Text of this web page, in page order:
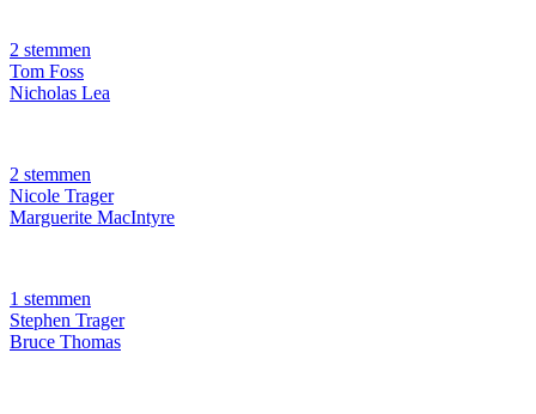
2 stemmen
Tom Foss
Nicholas Lea
2 stemmen
Nicole Trager
Marguerite MacIntyre
1 stemmen
Stephen Trager
Bruce Thomas